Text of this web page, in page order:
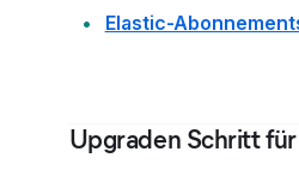
Elastic-
Upgraden Schritt